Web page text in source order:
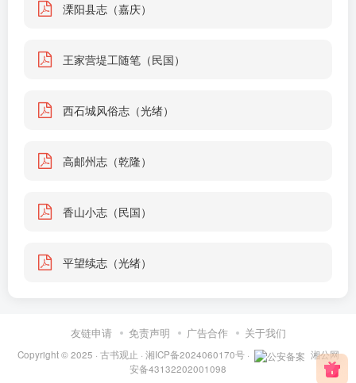
溧阳县志（嘉庆）
王家营堤工随笔（民国）
西石城风俗志（光绪）
高邮州志（乾隆）
香山小志（民国）
平望续志（光绪）
友链申请 免责声明 广告合作 关于我们
Copyright © 2025 · 古书观止 · 湘ICP备2024060170号·
湘公网
安备43132202001098